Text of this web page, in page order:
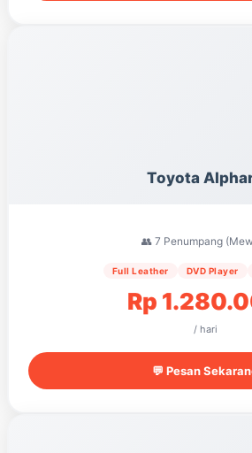
Toyota
👥 7 Penumpang
Full Leather DVD Player
Rp
/ hari
💬 Pesan